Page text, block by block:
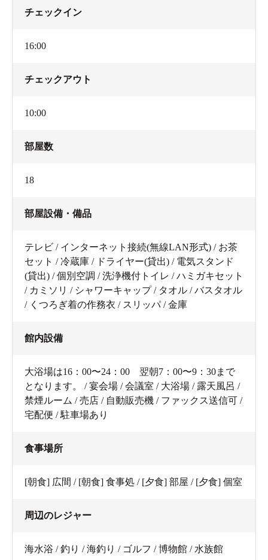
チェックイン
16:00
チェックアウト
10:00
部屋数
18
部屋設備・備品
テレビ / インターネット接続(無線LAN形式) / お茶
セット / 冷蔵庫 / ドライヤー(貸出) / 電気スタンド
(貸出) / 個別空調 / 洗浄機付トイレ / ハミガキセット
/ カミソリ / シャワーキャップ / タオル / バスタオル
/ くつろぎ着の作務衣 / スリッパ / 金庫
館内設備
大浴場は16：00〜24：00 翌朝7：00〜9：30まで
となります。 / 宴会場 / 会議室 / 大浴場 / 露天風呂 /
禁煙ルーム / 売店 / 自動販売機 / ファックス送信可 /
宅配便 / 駐車場あり
食事場所
[朝食] 広間 / [朝食] 食事処 / [夕食] 部屋 / [夕食] 個室
周辺のレジャー
海水浴 / 釣り / 海釣り / ゴルフ / 博物館 / 水族館